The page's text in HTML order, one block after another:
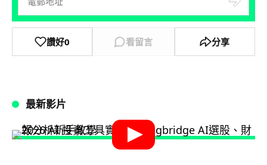
讚好0 看留言 分享
最新影片